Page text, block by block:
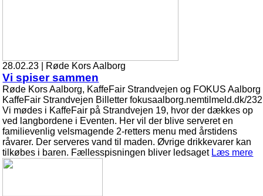
28.02.23 | Røde Kors Aalborg
Vi spiser sammen
Røde Kors Aalborg, KaffeFair Strandvejen og FOKUS Aalborg
KaffeFair Strandvejen Billetter fokusaalborg.nemtilmeld.dk/232
Vi mødes i KaffeFair på Strandvejen 19, hvor der dækkes op
ved langbordene i Eventen. Her vil der blive serveret en
familievenlig velsmagende 2-retters menu med årstidens
råvarer. Der serveres vand til maden. Øvrige drikkevarer kan
tilkøbes i baren. Fællesspisningen bliver ledsaget Læs mere